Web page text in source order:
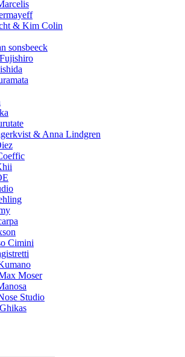
& Kim Colin
sonsbeeck
& Anna Lindgren
Cimini
Moser
Studio